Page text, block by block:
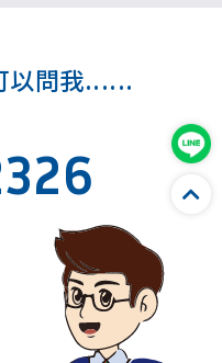
以問我......